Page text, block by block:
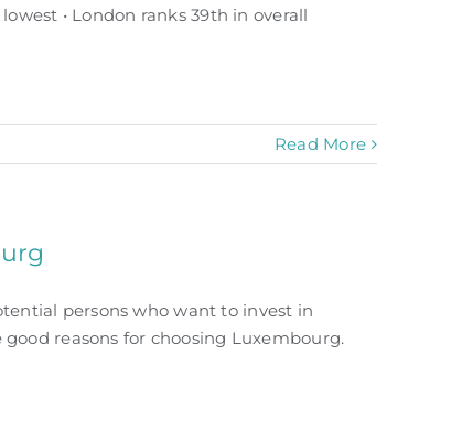
• London ranks 39th in overall
Read More
persons who want to invest in
good reasons for choosing Luxembourg.